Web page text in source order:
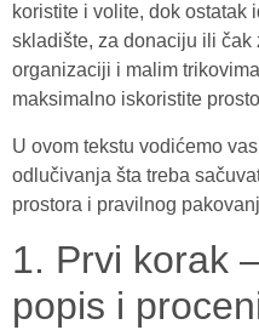
koristite i volite, dok ostatak
skladište, za donaciju ili
organizaciji i malim
maksimalno iskoristite
U ovom tekstu vodićemo
odlučivanja šta treba
prostora i pravilnog
1. Prvi korak
popis i